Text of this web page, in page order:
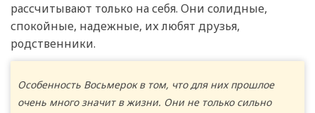
рассчитывают только на себя. Они солидные,
спокойные, надежные, их любят друзья,
родственники.
Особенность Восьмерок в том, что для них прошлое
очень много значит в жизни. Они не только сильно